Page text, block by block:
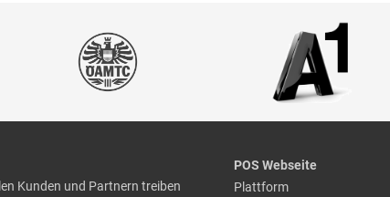
Kunden und Partnern treiben
POS Webseite
Plattform